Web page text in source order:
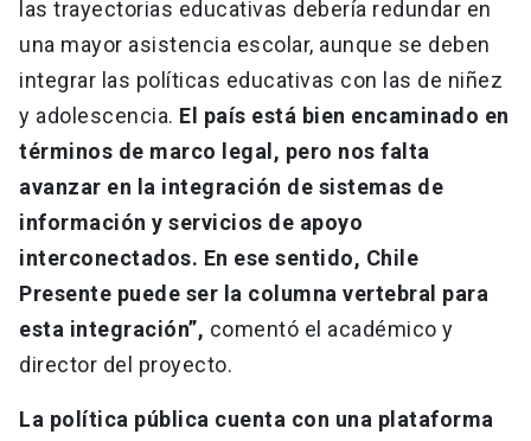
las trayectorias educativas debería redundar en
una mayor asistencia escolar, aunque se deben
integrar las políticas educativas con las de niñez
y adolescencia. El país está bien encaminado en
términos de marco legal, pero nos falta
avanzar en la integración de sistemas de
información y servicios de apoyo
interconectados. En ese sentido, Chile
Presente puede ser la columna vertebral para
esta integración”, comentó el académico y
director del proyecto.
La política pública cuenta con una plataforma